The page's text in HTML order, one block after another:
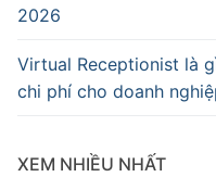
2026
Virtual Receptionist là
chi phí cho doanh
XEM NHIỀU NHẤT